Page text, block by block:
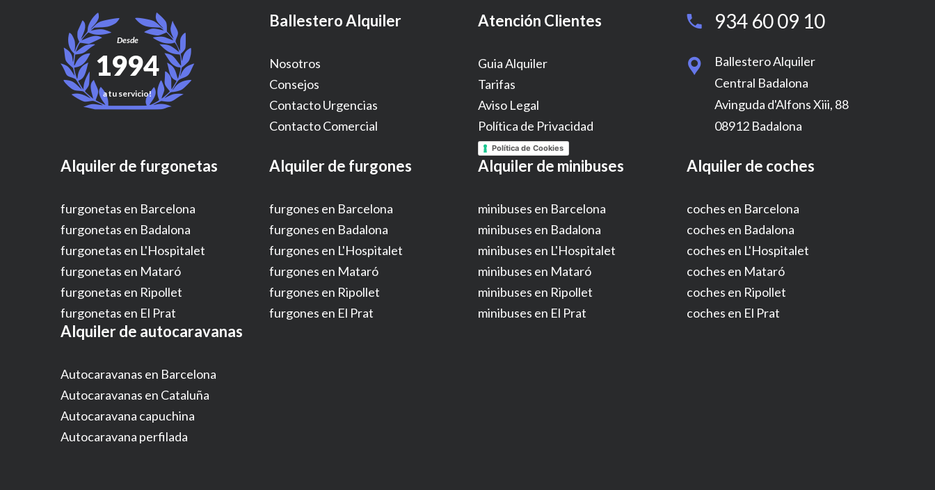
Desde
1994
a tu servicio!
Ballestero Alquiler
Nosotros
Consejos
Contacto Urgencias
Contacto Comercial
Atención Clientes
Guia Alquiler
Tarifas
Aviso Legal
Política de Privacidad
Política de Cookies
934 60 09 10
Ballestero Alquiler
Central Badalona
Avinguda d'Alfons Xiii, 88
08912 Badalona
Alquiler de furgonetas
furgonetas en Barcelona
furgonetas en Badalona
furgonetas en L'Hospitalet
furgonetas en Mataró
furgonetas en Ripollet
furgonetas en El Prat
Alquiler de furgones
furgones en Barcelona
furgones en Badalona
furgones en L'Hospitalet
furgones en Mataró
furgones en Ripollet
furgones en El Prat
Alquiler de minibuses
minibuses en Barcelona
minibuses en Badalona
minibuses en L'Hospitalet
minibuses en Mataró
minibuses en Ripollet
minibuses en El Prat
Alquiler de coches
coches en Barcelona
coches en Badalona
coches en L'Hospitalet
coches en Mataró
coches en Ripollet
coches en El Prat
Alquiler de autocaravanas
Autocaravanas en Barcelona
Autocaravanas en Cataluña
Autocaravana capuchina
Autocaravana perfilada